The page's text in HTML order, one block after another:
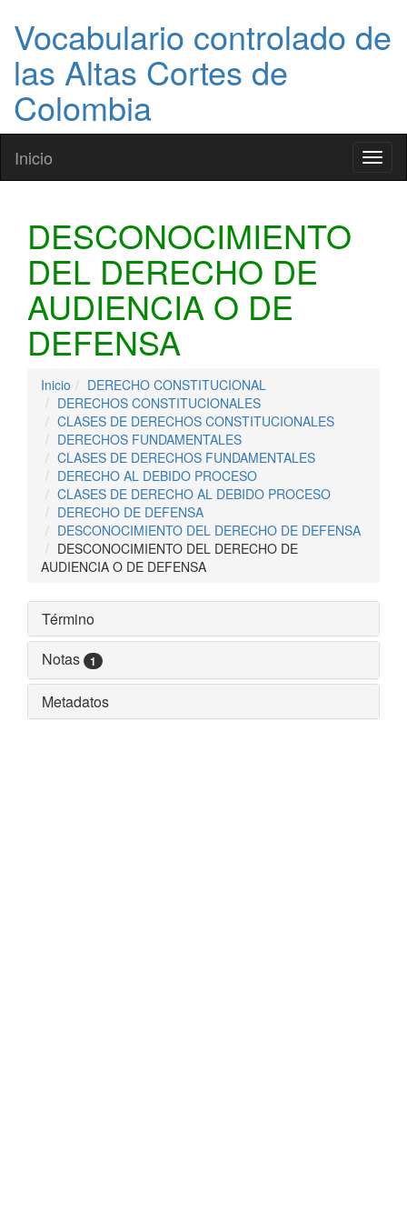
Vocabulario controlado de
las Altas Cortes de
Colombia
Inicio
DESCONOCIMIENTO
DEL DERECHO DE
AUDIENCIA O DE
DEFENSA
Inicio
DERECHO CONSTITUCIONAL
DERECHOS CONSTITUCIONALES
CLASES DE DERECHOS CONSTITUCIONALES
DERECHOS FUNDAMENTALES
CLASES DE DERECHOS FUNDAMENTALES
DERECHO AL DEBIDO PROCESO
CLASES DE DERECHO AL DEBIDO PROCESO
DERECHO DE DEFENSA
DESCONOCIMIENTO DEL DERECHO DE DEFENSA
DESCONOCIMIENTO DEL DERECHO DE
AUDIENCIA O DE DEFENSA
Término
Notas
1
Metadatos